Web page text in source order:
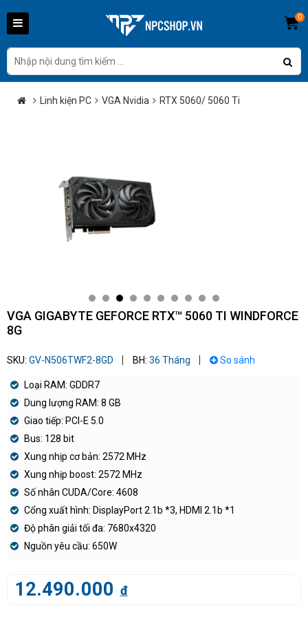
0
Linh kiện PC VGA Nvidia RTX 5060/ 5060 Ti
VGA GIGABYTE GEFORCE RTX™ 5060 TI WINDFORCE
8G
SKU: GV-N506TWF2-8GD BH: 36 Tháng So sánh
Loại RAM: GDDR7
Dung lượng RAM: 8 GB
Giao tiếp: PCI-E 5.0
Bus: 128 bit
Xung nhịp cơ bản: 2572 MHz
Xung nhịp boost: 2572 MHz
Số nhân CUDA/Core: 4608
Cổng xuất hình: DisplayPort 2.1b *3, HDMI 2.1b *1
Độ phân giải tối đa: 7680x4320
Nguồn yêu cầu: 650W
12.490.000 đ